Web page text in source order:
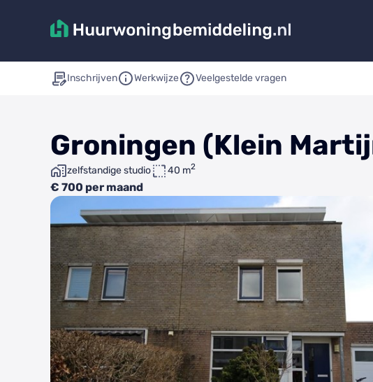
Inschrijven Werkwijze Veelgestelde vragen
Groningen (Klein
zelfstandige studio 40 m2
€ 700 per maand